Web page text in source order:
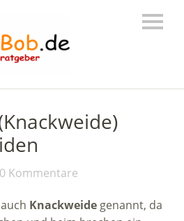
0 Kommentare
Knackweide genannt, da